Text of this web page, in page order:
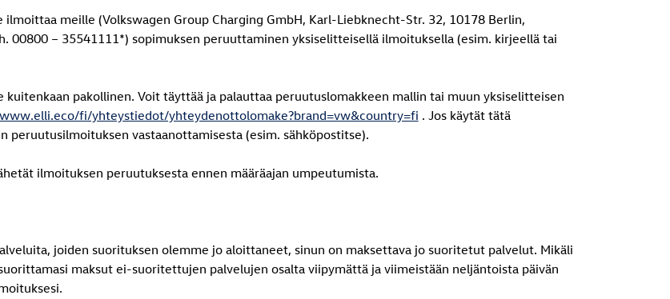
meille (Volkswagen Group Charging GmbH, Karl-Liebknecht-Str. 32, 10178 Berlin,
00800 – 35541111*) sopimuksen peruuttaminen yksiselitteisellä ilmoituksella (esim. kirjeellä tai
pakollinen. Voit täyttää ja palauttaa peruutuslomakkeen mallin tai muun yksiselitteisen
fi/yhteystiedot/yhteydenottolomake?brand=vw&country=fi . Jos käytät tätä
vastaanottamisesta (esim. sähköpostitse).
ilmoituksen peruutuksesta ennen määräajan umpeutumista.
joiden suorituksen olemme jo aloittaneet, sinun on maksettava jo suoritetut palvelut. Mikäli
maksut ei-suoritettujen palvelujen osalta viipymättä ja viimeistään neljäntoista päivän